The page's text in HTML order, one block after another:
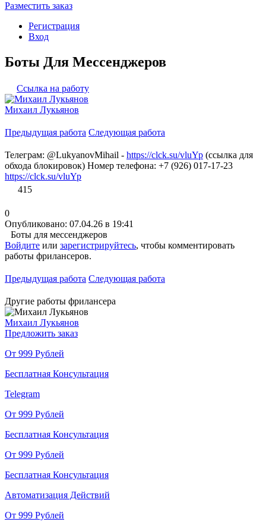
Разместить заказ
Регистрация
Вход
Боты Для Мессенджеров
Ссылка на работу
Михаил Лукьянов
Предыдущая работа Следующая работа
Телеграм: @LukyanovMihail - https://clck.su/vluYp (ссылка для
обхода блокировок) Номер телефона: +7 (926) 017-17-23
https://clck.su/vluYp
415
0
Опубликовано: 07.04.26 в 19:41
Боты для мессенджеров
Войдите или зарегистрируйтесь, чтобы комментировать
работы фрилансеров.
Предыдущая работа Следующая работа
Другие работы фрилансера
Михаил Лукьянов
Предложить заказ
От 999 Рублей
Бесплатная Консультация
Telegram
От 999 Рублей
Бесплатная Консультация
От 999 Рублей
Бесплатная Консультация
Автоматизация Действий
От 999 Рублей